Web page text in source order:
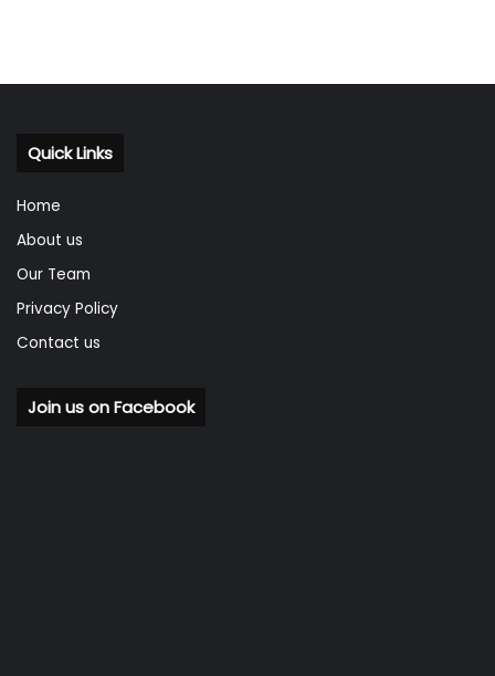
Quick Links
Home
About us
Our Team
Privacy Policy
Contact us
Join us on Facebook